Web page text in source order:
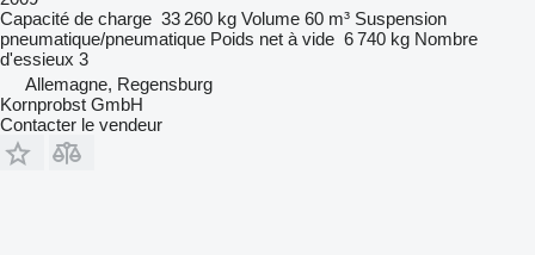
Capacité de charge 33 260 kg Volume 60 m³ Suspension
pneumatique/pneumatique Poids net à vide 6 740 kg Nombre
d'essieux 3
Allemagne, Regensburg
Kornprobst GmbH
Contacter le vendeur